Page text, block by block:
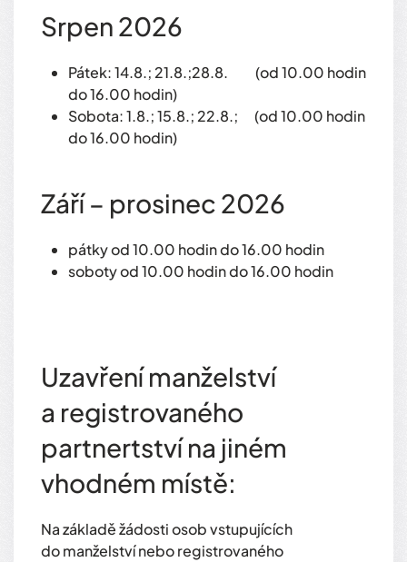
Srpen 2026
Pátek: 14.8.; 21.8.;28.8. (od 10.00 hodin
do 16.00 hodin)
Sobota: 1.8.; 15.8.; 22.8.; (od 10.00 hodin
do 16.00 hodin)
Září – prosinec 2026
pátky od 10.00 hodin do 16.00 hodin
soboty od 10.00 hodin do 16.00 hodin
Uzavření manželství
a registrovaného
partnertství na jiném
vhodném místě:
Na základě žádosti osob vstupujících
do manželství nebo registrovaného